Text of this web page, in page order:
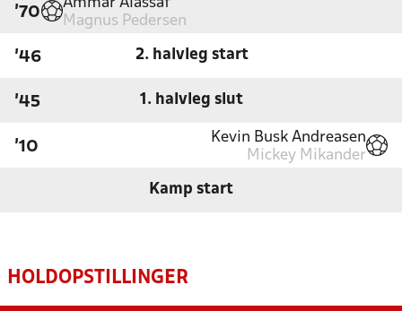
'70
Magnus Pedersen
'46 2. halvleg start
'45 1. halvleg slut
'10
Kevin Busk Andreasen
Mickey Mikander
Kamp start
HOLDOPSTILLINGER